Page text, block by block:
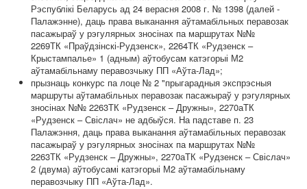
Рэспублікі Беларусь ад 24 верасня 2008 г. № 1398 (далей -
Палажэнне), даць права выканання аўтамабільных перавозак
пасажыраў у рэгулярных зносінах па маршрутах №№
2269ТК «Праўдзінскі-Рудзенск», 2264ТК «Рудзенск –
Крыстампалье» 1 (адным) аўтобусам катэгорыі М2
аўтамабільнаму перавозчыку ПП «Аўта-Лад»;
прызнаць конкурс па лоце № 2 "прыгарадныя экспрэсныя
маршруты аўтамабільных перавозак пасажыраў у рэгулярных
зносінах №№ 2263ТК «Рудзенск – Дружны», 2270аТК
«Рудзенск – Свіслач» не адбыўся. На падставе п. 23
Палажэння, даць права выканання аўтамабільных перавозак
пасажыраў у рэгулярных зносінах па маршрутах №№
2263ТК «Рудзенск – Дружны», 2270аТК «Рудзенск – Свіслач»
2 (двума) аўтобусамі катэгорыі М2 аўтамабільнаму
перавозчыку ПП «Аўта-Лад».